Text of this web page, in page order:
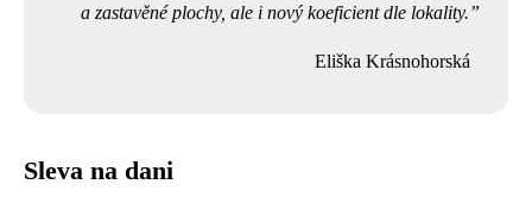
a zastavěné plochy, ale i nový koeficient dle lokality.
Eliška Krásnohorská
Sleva na dani